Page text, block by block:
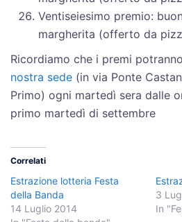
Ventiseiesimo premio:
margherita (offerto da
Ricordiamo che i premi
nostra sede (in via Ponte
Primo) ogni martedì sera dalle
primo martedì di settembre
Correlati
Estrazione lotteria Festa
della Banda
14 Luglio 2014
3
In